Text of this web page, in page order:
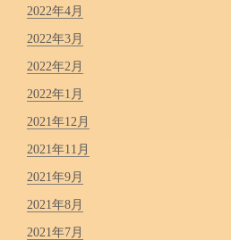
2022年4月
2022年3月
2022年2月
2022年1月
2021年12月
2021年11月
2021年9月
2021年8月
2021年7月